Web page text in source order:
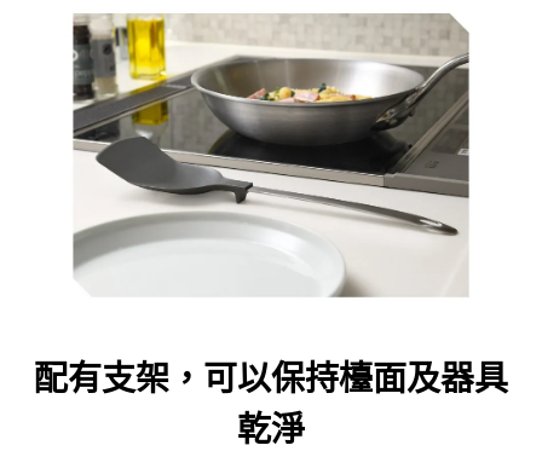
配有支架，可以保持檯面及器具
乾淨